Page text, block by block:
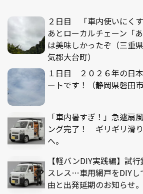
２日目 「車内使いにく
あとローカルチェーン「
は美味しかったぞ（三重
気郡大台町）
１日目 ２０２６年の日
ートです！（静岡県磐田
「車内暑すぎ！」急遽扇
ング完了！ ギリギリ滑
へ。
【軽バンDIY実践編】試
スレス…車用網戸をDIYし
由と出発延期のお知らせ。